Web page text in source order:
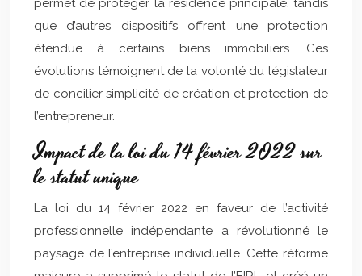
permet de protéger la résidence principale, tandis
que d’autres dispositifs offrent une protection
étendue à certains biens immobiliers. Ces
évolutions témoignent de la volonté du législateur
de concilier simplicité de création et protection de
l’entrepreneur.
Impact de la loi du 14 février 2022 sur
le statut unique
La loi du 14 février 2022 en faveur de l’activité
professionnelle indépendante a révolutionné le
paysage de l’entreprise individuelle. Cette réforme